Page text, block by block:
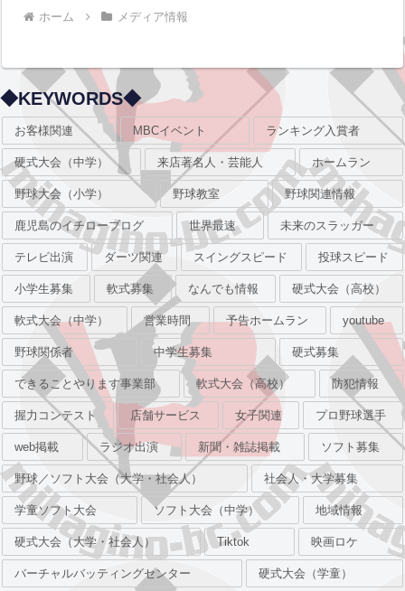
ホーム メディア情報
◆KEYWORDS◆
お客様関連 MBCイベント ランキング入賞者
硬式大会（中学） 来店著名人・芸能人 ホームラン
野球大会（小学） 野球教室 野球関連情報
鹿児島のイチローブログ 世界最速 未来のスラッガー
テレビ出演 ダーツ関連 スイングスピード 投球スピード
小学生募集 軟式募集 なんでも情報 硬式大会（高校）
軟式大会（中学） 営業時間 予告ホームラン youtube
野球関係者 中学生募集 硬式募集
できることやります事業部 軟式大会（高校） 防犯情報
握力コンテスト 店舗サービス 女子関連 プロ野球選手
web掲載 ラジオ出演 新聞・雑誌掲載 ソフト募集
野球／ソフト大会（大学・社会人） 社会人・大学募集
学童ソフト大会 ソフト大会（中学） 地域情報
硬式大会（大学・社会人） Tiktok 映画ロケ
バーチャルバッティングセンター 硬式大会（学童）